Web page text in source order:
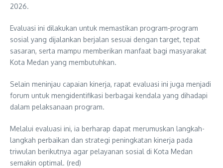
2026.
Evaluasi ini dilakukan untuk memastikan program-program
sosial yang dijalankan berjalan sesuai dengan target, tepat
sasaran, serta mampu memberikan manfaat bagi masyarakat
Kota Medan yang membutuhkan.
Selain meninjau capaian kinerja, rapat evaluasi ini juga menjadi
forum untuk mengidentifikasi berbagai kendala yang dihadapi
dalam pelaksanaan program.
Melalui evaluasi ini, ia berharap dapat merumuskan langkah-
langkah perbaikan dan strategi peningkatan kinerja pada
triwulan berikutnya agar pelayanan sosial di Kota Medan
semakin optimal. (red)